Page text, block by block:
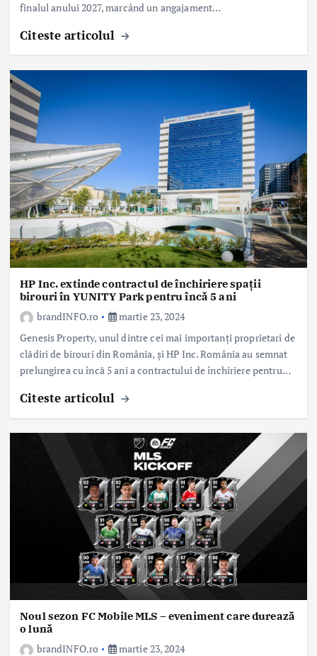
finalul anului 2027, marcând un angajament…
Citeste articolul
HP Inc. extinde contractul de închiriere spații
birouri în YUNITY Park pentru încă 5 ani
brandINFO.ro
martie 23, 2024
Genesis Property, unul dintre cei mai importanți proprietari de
clădiri de birouri din România, și HP Inc. România au semnat
prelungirea cu încă 5 ani a contractului de închiriere pentru…
Citeste articolul
Noul sezon FC Mobile MLS – eveniment care durează
o lună
brandINFO.ro
martie 23, 2024